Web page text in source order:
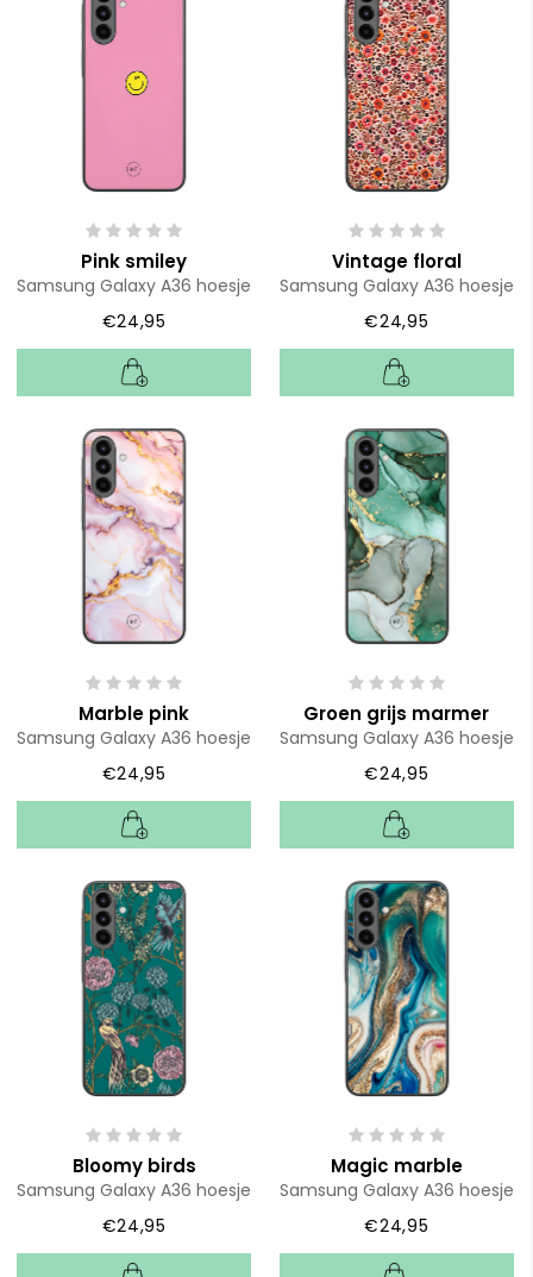
Pink smiley
Samsung Galaxy A36 hoesje
€24,95
Vintage floral
Samsung Galaxy A36 hoesje
€24,95
Marble pink
Samsung Galaxy A36 hoesje
€24,95
Groen grijs marmer
Samsung Galaxy A36 hoesje
€24,95
Bloomy birds
Samsung Galaxy A36 hoesje
€24,95
Magic marble
Samsung Galaxy A36 hoesje
€24,95